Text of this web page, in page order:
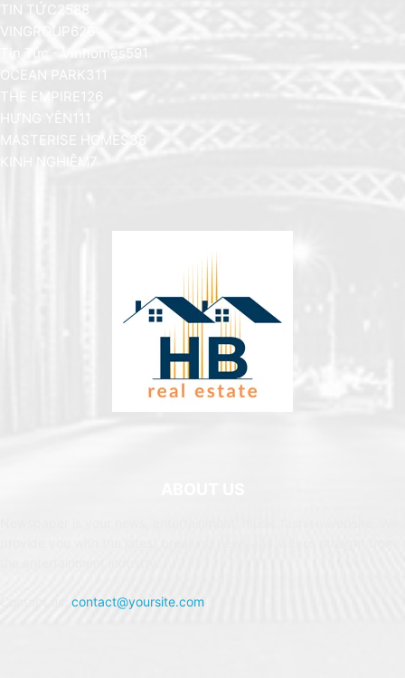
TIN TỨC 2588
VINGROUP626
Tin Tức - Vinhomes 591
OCEAN PARK 311
THE EMPIRE126
HƯNG YÊN 111
MASTERISE HOMES
38
KINH NGHIỆM 7
contact@yoursite.com